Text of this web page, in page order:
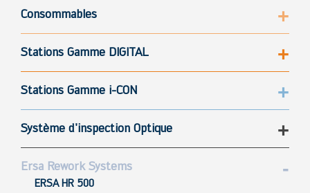
Consommables
Stations Gamme DIGITAL
Stations Gamme i-CON
Système d'inspection Optique
Ersa Rework Systems
ERSA HR 500